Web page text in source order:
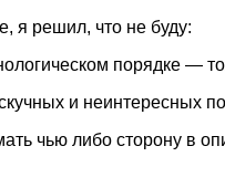
я решил, что не буду:
порядке —
и неинтересных
чью либо сторону в